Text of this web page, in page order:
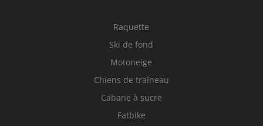
Raquette
Ski de fond
Motoneige
Chiens de traîneau
Cabane à sucre
Fatbike